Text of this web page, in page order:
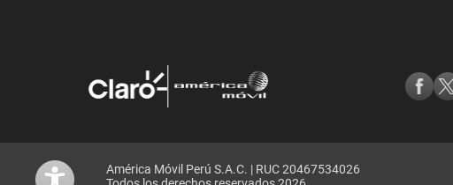
América Móvil Perú S.A.C. | RUC 20467534026